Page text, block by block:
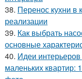
38. Перенос кухни в
реализации
39. Как выбрать
основные
40. Идеи
маленьких квартир: